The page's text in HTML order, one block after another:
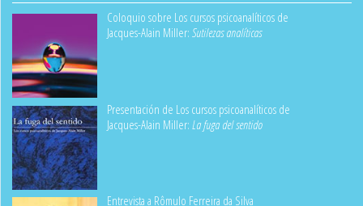
Coloquio sobre Los cursos psicoanalíticos de
Jacques-Alain Miller: Sutilezas analíticas
Presentación de Los cursos psicoanalíticos de
Jacques-Alain Miller:La fuga del sentido
Entrevista a Rômulo Ferreira da Silva